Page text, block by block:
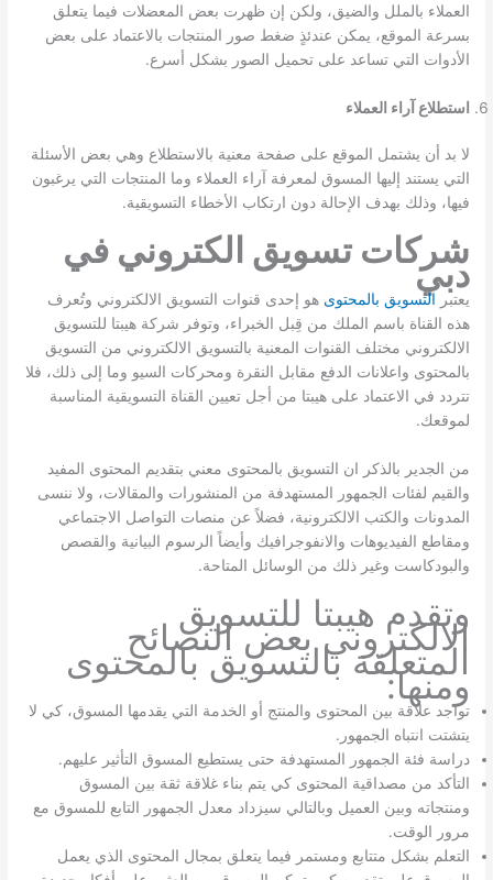
العملاء بالملل والضيق، ولكن إن ظهرت بعض المعضلات فيما يتعلق
بسرعة الموقع، يمكن عندئذٍ ضغط صور المنتجات بالاعتماد على بعض
الأدوات التي تساعد على تحميل الصور بشكل أسرع.
استطلاع آراء العملاء
لا بد أن يشتمل الموقع على صفحة معنية بالاستطلاع وهي بعض الأسئلة
التي يستند إليها المسوق لمعرفة آراء العملاء وما المنتجات التي يرغبون
فيها، وذلك بهدف الإحالة دون ارتكاب الأخطاء التسويقية.
شركات تسويق الكتروني في
دبي
يعتبر التسويق بالمحتوى هو إحدى قنوات التسويق الالكتروني وتُعرف
هذه القناة باسم الملك من قِبل الخبراء، وتوفر شركة هيبتا للتسويق
الالكتروني مختلف القنوات المعنية بالتسويق الالكتروني من التسويق
بالمحتوى واعلانات الدفع مقابل النقرة ومحركات السيو وما إلى ذلك، فلا
تتردد في الاعتماد على هيبتا من أجل تعيين القناة التسويقية المناسبة
لموقعك.
من الجدير بالذكر ان التسويق بالمحتوى معني بتقديم المحتوى المفيد
والقيم لفئات الجمهور المستهدفة من المنشورات والمقالات، ولا ننسى
المدونات والكتب الالكترونية، فضلاً عن منصات التواصل الاجتماعي
ومقاطع الفيديوهات والانفوجرافيك وأيضاً الرسوم البيانية والقصص
والبودكاست وغير ذلك من الوسائل المتاحة.
وتقدم هيبتا للتسويق
الالكتروني بعض النصائح
المتعلقة بالتسويق بالمحتوى
ومنها:
تواجد علاقة بين المحتوى والمنتج أو الخدمة التي يقدمها المسوق، كي لا
يتشتت انتباه الجمهور.
دراسة فئة الجمهور المستهدفة حتى يستطيع المسوق التأثير عليهم.
التأكد من مصداقية المحتوى كي يتم بناء غلاقة ثقة بين المسوق
ومنتجاته وبين العميل وبالتالي سيزداد معدل الجمهور التابع للمسوق مع
مرور الوقت.
التعلم بشكل متتابع ومستمر فيما يتعلق بمجال المحتوى الذي يعمل